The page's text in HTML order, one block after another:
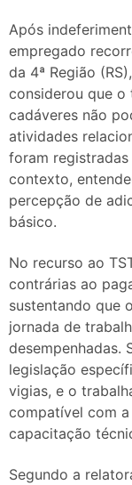
Após
empregado
da 4ª Região
considerou que o
cadáveres não
atividades
foram
contexto,
percepção de
básico.
No recurso ao
contrárias ao
sustentando que
jornada de
desempenhadas.
legislação
vigias, e o
compatível com
capacitação
Segundo a